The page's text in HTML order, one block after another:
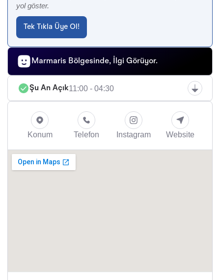
yol göster.
Tek Tıkla Üye Ol!
Marmaris Bölgesinde, İlgi Görüyor.
Şu An Açık11:00 - 04:30
Konum Telefon Instagram Website